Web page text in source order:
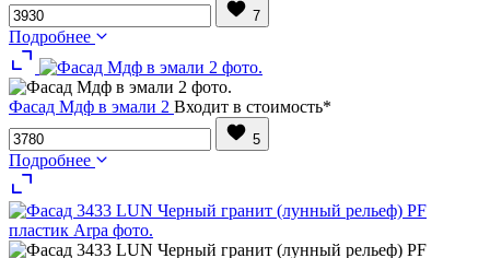
7
Подробнее
Фасад Мдф в эмали 2 Входит в стоимость*
5
Подробнее